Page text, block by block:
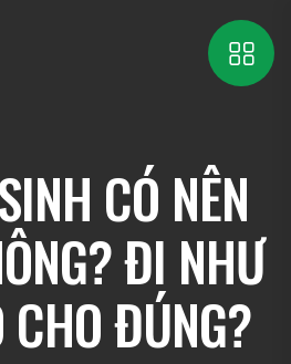
CÓ NÊN
ĐI NHƯ
CHO ĐÚNG?